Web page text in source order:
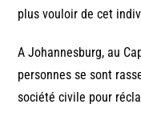
plus vouloir de cet
A Johannesburg, au
personnes se sont
société civile pour